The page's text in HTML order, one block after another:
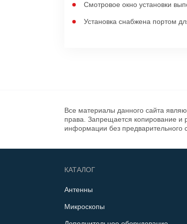
Смотровое окно установки
Установка снабжена портом
Все материалы данного сайта
права. Запрещается копирование и
информации без предварительного
КАТАЛОГ
Антенны
Микроскопы